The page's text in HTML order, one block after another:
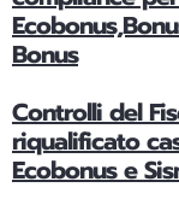
Bonus
Controlli del
riqualificato
Ecobonus e